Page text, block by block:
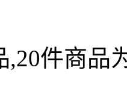
,20件商品